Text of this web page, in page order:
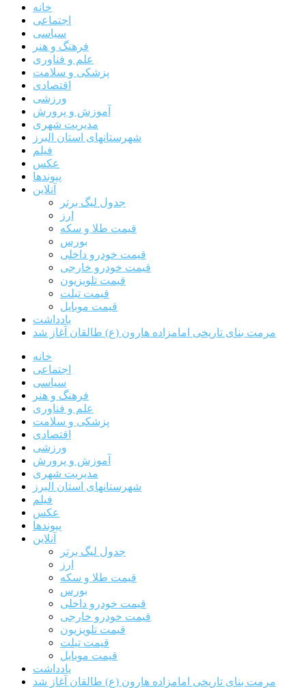
خانه
اجتماعی
سیاسی
فرهنگ و هنر
علم و فناوری
پزشکی و سلامت
اقتصادی
ورزشی
آموزش و پرورش
مدیریت شهری
شهرستانهای استان البرز
فیلم
عکس
پیوندها
آنلاین
جدول لیگ برتر
ارز
قیمت طلا و سکه
بورس
قیمت خودرو داخلی
قیمت خودرو خارجی
قیمت تلویزیون
قیمت تبلت
قیمت موبایل
یادداشت
مرمت بنای تاریخی امامزاده هارون (ع) طالقان آغاز شد
خانه
اجتماعی
سیاسی
فرهنگ و هنر
علم و فناوری
پزشکی و سلامت
اقتصادی
ورزشی
آموزش و پرورش
مدیریت شهری
شهرستانهای استان البرز
فیلم
عکس
پیوندها
آنلاین
جدول لیگ برتر
ارز
قیمت طلا و سکه
بورس
قیمت خودرو داخلی
قیمت خودرو خارجی
قیمت تلویزیون
قیمت تبلت
قیمت موبایل
یادداشت
مرمت بنای تاریخی امامزاده هارون (ع) طالقان آغاز شد